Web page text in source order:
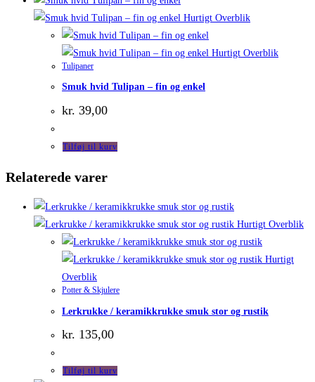
Hurtigt Overblik
Hurtigt Overblik
Tulipaner
Smuk hvid Tulipan – fin og enkel
kr. 39,00
Tilføj til kurv
Relaterede varer
Hurtigt Overblik
Hurtigt
Overblik
Potter & Skjulere
Lerkrukke / keramikkrukke smuk stor og rustik
kr. 135,00
Tilføj til kurv